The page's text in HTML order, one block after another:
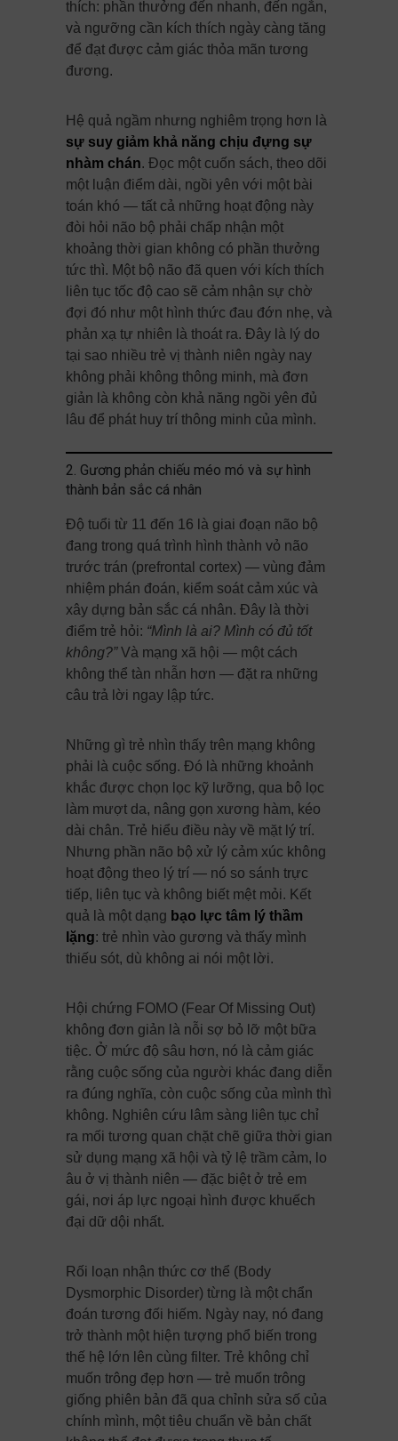
thích: phần thưởng đến nhanh, đến ngắn,
và ngưỡng cần kích thích ngày càng tăng
để đạt được cảm giác thỏa mãn tương
đương.
Hệ quả ngầm nhưng nghiêm trọng hơn là
sự suy giảm khả năng chịu đựng sự
nhàm chán. Đọc một cuốn sách, theo dõi
một luận điểm dài, ngồi yên với một bài
toán khó — tất cả những hoạt động này
đòi hỏi não bộ phải chấp nhận một
khoảng thời gian không có phần thưởng
tức thì. Một bộ não đã quen với kích thích
liên tục tốc độ cao sẽ cảm nhận sự chờ
đợi đó như một hình thức đau đớn nhẹ, và
phản xạ tự nhiên là thoát ra. Đây là lý do
tại sao nhiều trẻ vị thành niên ngày nay
không phải không thông minh, mà đơn
giản là không còn khả năng ngồi yên đủ
lâu để phát huy trí thông minh của mình.
2. Gương phản chiếu méo mó và sự hình
thành bản sắc cá nhân
Độ tuổi từ 11 đến 16 là giai đoạn não bộ
đang trong quá trình hình thành vỏ não
trước trán (prefrontal cortex) — vùng đảm
nhiệm phán đoán, kiểm soát cảm xúc và
xây dựng bản sắc cá nhân. Đây là thời
điểm trẻ hỏi: “Mình là ai? Mình có đủ tốt
không?”Và mạng xã hội — một cách
không thể tàn nhẫn hơn — đặt ra những
câu trả lời ngay lập tức.
Những gì trẻ nhìn thấy trên mạng không
phải là cuộc sống. Đó là những khoảnh
khắc được chọn lọc kỹ lưỡng, qua bộ lọc
làm mượt da, nâng gọn xương hàm, kéo
dài chân. Trẻ hiểu điều này về mặt lý trí.
Nhưng phần não bộ xử lý cảm xúc không
hoạt động theo lý trí — nó so sánh trực
tiếp, liên tục và không biết mệt mỏi. Kết
quả là một dạng bạo lực tâm lý thầm
lặng: trẻ nhìn vào gương và thấy mình
thiếu sót, dù không ai nói một lời.
Hội chứng FOMO (Fear Of Missing Out)
không đơn giản là nỗi sợ bỏ lỡ một bữa
tiệc. Ở mức độ sâu hơn, nó là cảm giác
rằng cuộc sống của người khác đang diễn
ra đúng nghĩa, còn cuộc sống của mình thì
không. Nghiên cứu lâm sàng liên tục chỉ
ra mối tương quan chặt chẽ giữa thời gian
sử dụng mạng xã hội và tỷ lệ trầm cảm, lo
âu ở vị thành niên — đặc biệt ở trẻ em
gái, nơi áp lực ngoại hình được khuếch
đại dữ dội nhất.
Rối loạn nhận thức cơ thể (Body
Dysmorphic Disorder) từng là một chẩn
đoán tương đối hiếm. Ngày nay, nó đang
trở thành một hiện tượng phổ biến trong
thế hệ lớn lên cùng filter. Trẻ không chỉ
muốn trông đẹp hơn — trẻ muốn trông
giống phiên bản đã qua chỉnh sửa số của
chính mình, một tiêu chuẩn về bản chất